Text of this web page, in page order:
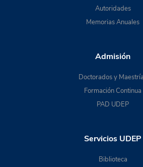
Autoridades
Memorias Anuales
Admisión
Doctorados y
Formación Continua
PAD UDEP
Servicios UDEP
Biblioteca